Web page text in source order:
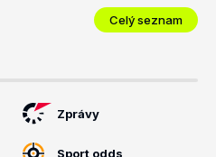
Celý seznam
Zprávy
Sport odds